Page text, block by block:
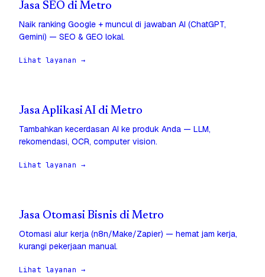
Jasa SEO di Metro
Naik ranking Google + muncul di jawaban AI (ChatGPT,
Gemini) — SEO & GEO lokal.
Lihat layanan →
Jasa Aplikasi AI di Metro
Tambahkan kecerdasan AI ke produk Anda — LLM,
rekomendasi, OCR, computer vision.
Lihat layanan →
Jasa Otomasi Bisnis di Metro
Otomasi alur kerja (n8n/Make/Zapier) — hemat jam kerja,
kurangi pekerjaan manual.
Lihat layanan →